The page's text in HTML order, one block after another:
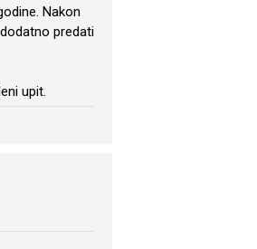
Nakon
predati
upit.